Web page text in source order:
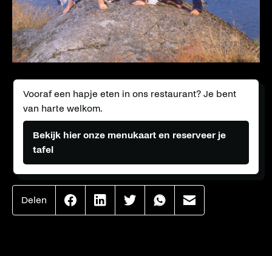
Vooraf een hapje eten in ons restaurant? Je bent
van harte welkom.
Bekijk hier onze menukaart en reserveer je
tafel
Delen
Effenaar
op
Effenaar
op
Effenaar
op
Effenaar
op
Effenaar
op